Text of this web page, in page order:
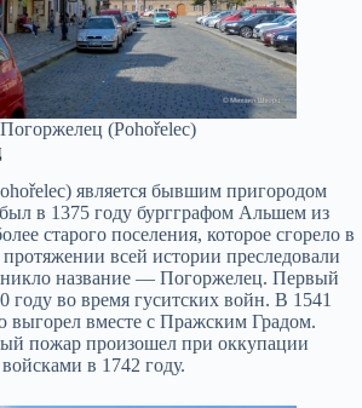
(Pohořelec)
является бывшим пригородом
в 1375 году бургграфом Альшем из
старого поселения, которое сгорело в
всей истории преследовали
название — Погоржелец. Первый
году во время гуситских войн. В 1541
выгорел вместе с Пражским Градом.
пожар произошел при оккупации
в 1742 году.